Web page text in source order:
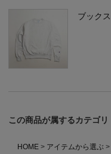
ブック
この商品が属するカテゴリ
HOME アイテムから選ぶ